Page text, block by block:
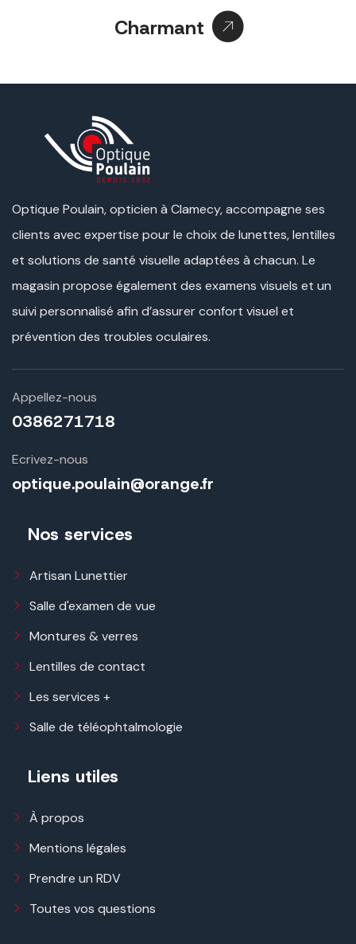
Charmant
Optique Poulain, opticien à Clamecy, accompagne ses
clients avec expertise pour le choix de lunettes, lentilles
et solutions de santé visuelle adaptées à chacun. Le
magasin propose également des examens visuels et un
suivi personnalisé afin d’assurer confort visuel et
prévention des troubles oculaires.
Appellez-nous
0386271718
Ecrivez-nous
optique.poulain@orange.fr
Nos services
Artisan Lunettier
Salle d'examen de vue
Montures & verres
Lentilles de contact
Les services +
Salle de téléophtalmologie
Liens utiles
À propos
Mentions légales
Prendre un RDV
Toutes vos questions